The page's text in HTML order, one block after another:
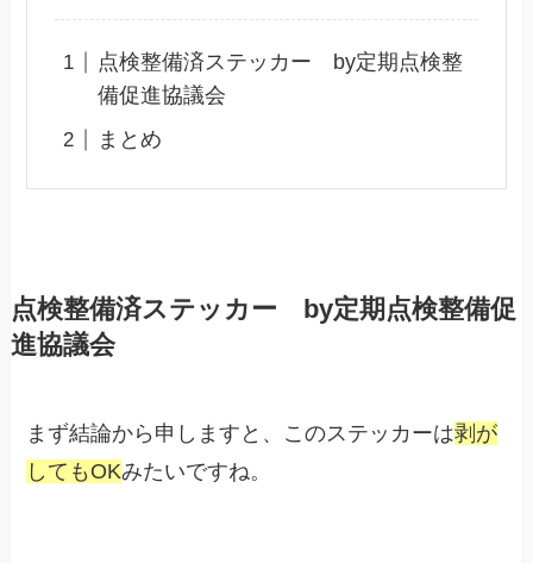
点検整備済ステッカー by定期点検整
備促進協議会
まとめ
点検整備済ステッカー by定期点検整備促
進協議会
まず結論から申しますと、このステッカーは剥が
してもOKみたいですね。